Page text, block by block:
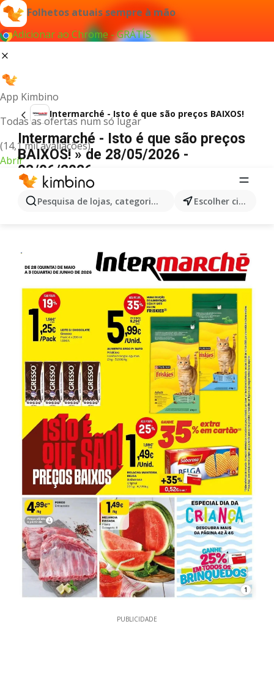
Folhetos atuais sempre à mão
Adicionar ao Chrome - GRÁTIS
App Kimbino
Todas as ofertas num só lugar
(14,1 mil avaliações)
Abrir
Pesquisa de lojas, categorias,produtos... Escolher cidade
Intermarché - Isto é que são preços BAIXOS!
Intermarché - Isto é que são preços
BAIXOS! » de 28/05/2026 -
03/06/2026
1
PUBLICIDADE